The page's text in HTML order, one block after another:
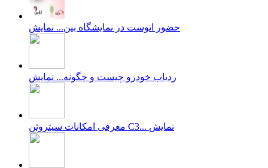
حضور اتوست در نمایشگاه بین... نمایش
ردیاب خودرو چیست و چگونه... نمایش
معرفی امکانات سیتروئن C3... نمایش